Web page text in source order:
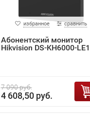
избранное сравнить
Абонентский монитор
Hikvision DS-KH6000-LE1
7 090 руб.
4 608,50 руб.